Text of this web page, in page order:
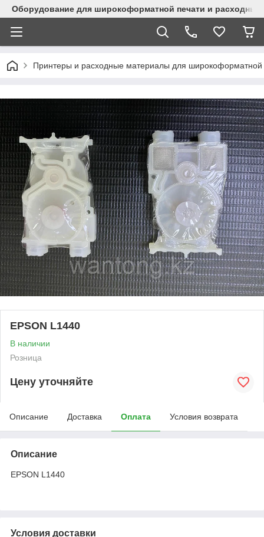
Оборудование для широкоформатной печати и
Принтеры и расходные материалы для широкоформатной
EPSON L1440
В наличии
Розница
Цену уточняйте
Описание Доставка Оплата Условия возврата
Описание
EPSON L1440
Условия доставки